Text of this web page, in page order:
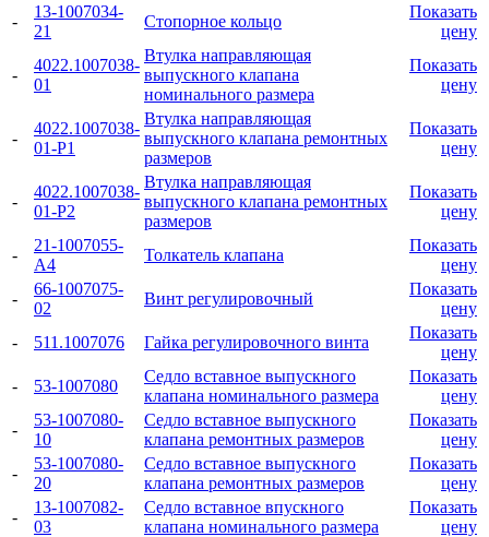
-
13-1007034-
21
Стопорное кольцо
Показать
цену
-
4022.1007038-
01
Втулка направляющая
выпускного клапана
номинального размера
Показать
цену
-
4022.1007038-
01-Р1
Втулка направляющая
выпускного клапана ремонтных
размеров
Показать
цену
-
4022.1007038-
01-Р2
Втулка направляющая
выпускного клапана ремонтных
размеров
Показать
цену
-
21-1007055-
А4
Толкатель клапана
Показать
цену
-
66-1007075-
02
Винт регулировочный
Показать
цену
-
511.1007076 Гайка регулировочного винта
Показать
цену
-
53-1007080
Седло вставное выпускного
клапана номинального размера
Показать
цену
-
53-1007080-
10
Седло вставное выпускного
клапана ремонтных размеров
Показать
цену
-
53-1007080-
20
Седло вставное выпускного
клапана ремонтных размеров
Показать
цену
-
13-1007082-
03
Седло вставное впускного
клапана номинального размера
Показать
цену